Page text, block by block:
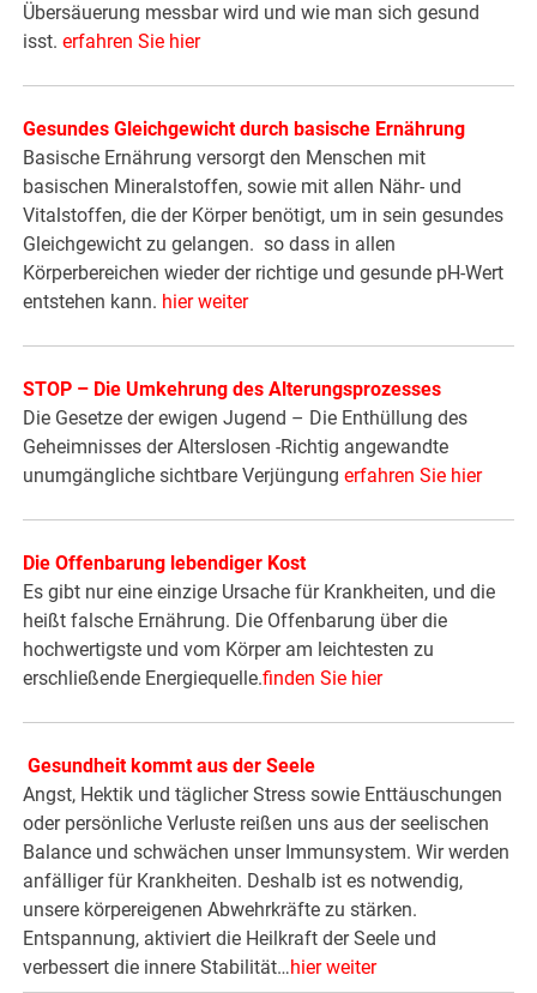
Übersäuerung messbar wird und wie man sich gesund
isst.erfahren Sie hier
Gesundes Gleichgewicht durch basische Ernährung
Basische Ernährung versorgt den Menschen mit
basischen Mineralstoffen, sowie mit allen Nähr- und
Vitalstoffen, die der Körper benötigt, um in sein gesundes
Gleichgewicht zu gelangen. so dass in allen
Körperbereichen wieder der richtige und gesunde pH-Wert
entstehen kann. hier weiter
STOP – Die Umkehrung des Alterungsprozesses
Die Gesetze der ewigen Jugend – Die Enthüllung des
Geheimnisses der Alterslosen -Richtig angewandte
unumgängliche sichtbare Verjüngungerfahren Sie hier
Die Offenbarung lebendiger Kost
Es gibt nur eine einzige Ursache für Krankheiten, und die
heißt falsche Ernährung. Die Offenbarung über die
hochwertigste und vom Körper am leichtesten zu
erschließende Energiequelle.finden Sie hier
Gesundheit kommt aus der Seele
Angst, Hektik und täglicher Stress sowie Enttäuschungen
oder persönliche Verluste reißen uns aus der seelischen
Balance und schwächen unser Immunsystem. Wir werden
anfälliger für Krankheiten. Deshalb ist es notwendig,
unsere körpereigenen Abwehrkräfte zu stärken.
Entspannung, aktiviert die Heilkraft der Seele und
verbessert die innere Stabilität…hier weiter